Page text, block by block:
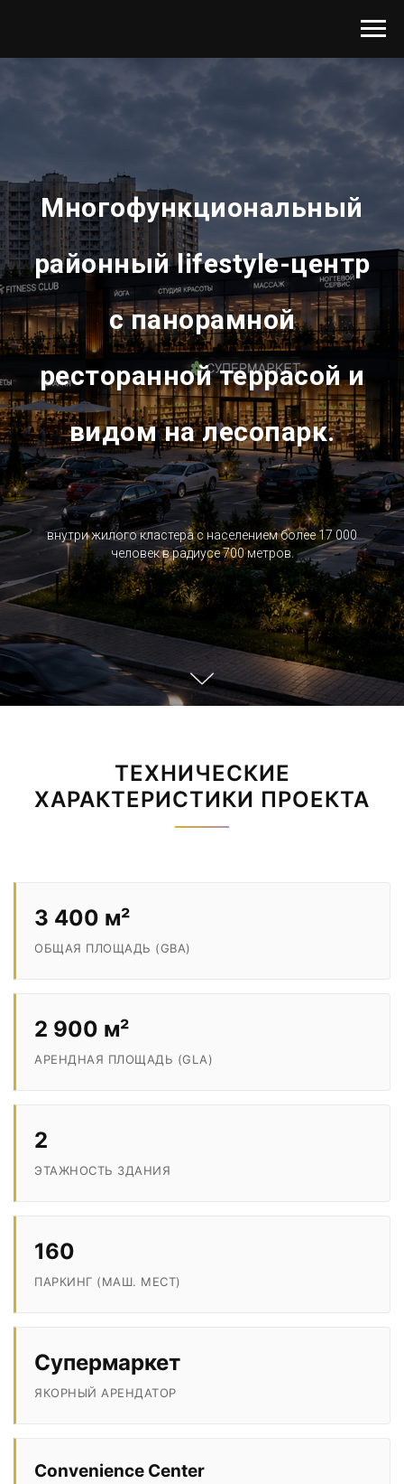
Многофункциональный
районный lifestyle-центр
с панорамной
ресторанной террасой и
видом на лесопарк.
внутри жилого кластера с населением более 17 000
человек в радиусе 700 метров.
ТЕХНИЧЕСКИЕ
ХАРАКТЕРИСТИКИ ПРОЕКТА
3 400 м²
ОБЩАЯ ПЛОЩАДЬ (GBA)
2 900 м²
АРЕНДНАЯ ПЛОЩАДЬ (GLA)
2
ЭТАЖНОСТЬ ЗДАНИЯ
160
ПАРКИНГ (МАШ. МЕСТ)
Супермаркет
ЯКОРНЫЙ АРЕНДАТОР
Convenience Center